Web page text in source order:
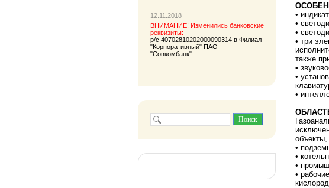
12.11.2018
ВНИМАНИЕ! Изменились банковские
реквизиты:
р/с 40702810202000090314 в Филиал
"Корпоративный" ПАО
"Совкомбанк"...
•
•
•
• три
также
•
•
•
объекты,
•
•
•
•